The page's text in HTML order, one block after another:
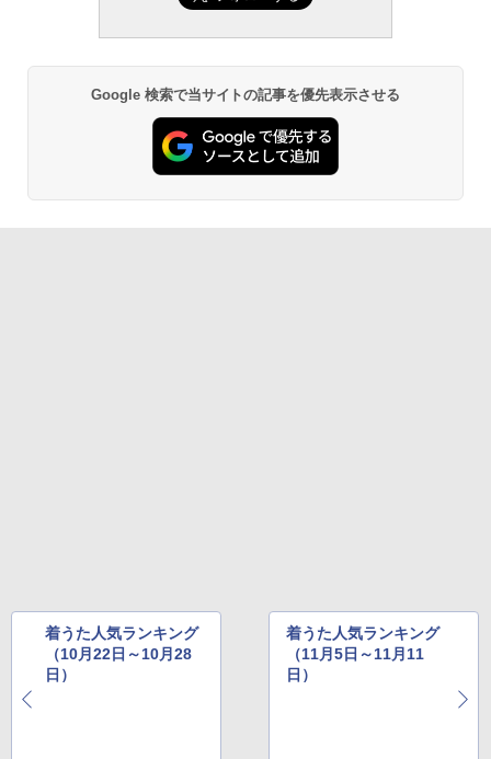
Google 検索で当サイトの記事を優先表示させる
着うた人気ランキング
（10月22日～10月28
日）
着うた人気ランキング
（11月5日～11月11
日）